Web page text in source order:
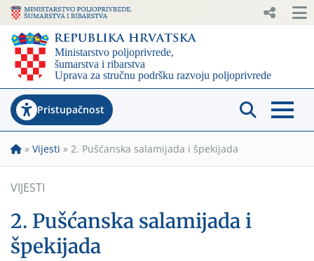
Pristupačnost
» Vijesti » 2. Pušćanska salamijada i špekijada
VIJESTI
2. Pušćanska salamijada i
špekijada